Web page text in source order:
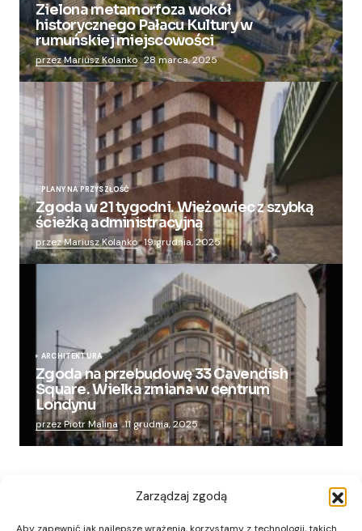
Zarządzaj zgodą
Zielona metamorfoza wokół
historycznego Pałacu Kultury w
rumuńskiej miejscowości
przez Mariusz Kolanko 28 marca, 2025
PLANY NA PRZYSZŁOŚĆ
Zgoda w 21 tygodni. Wieżowiec z szybką
ścieżką administracyjną
przez Mariusz Kolanko 19 grudnia, 2025
ARCHITEKTURA
Zgoda na przebudowę 33 Cavendish
Square. Wielka zmiana w centrum
Londynu
przez Piotr Malina 11 grudnia, 2025